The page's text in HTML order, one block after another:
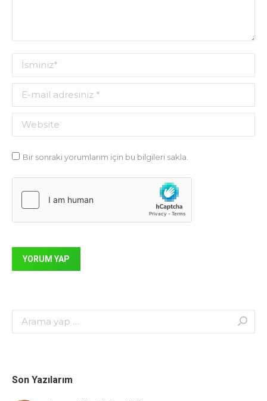
İsminiz *
E-mail adresiniz *
Website
Bir sonraki yorumlarım için bu bilgileri sakla.
YORUM YAP
Search:
Son Yazılarım